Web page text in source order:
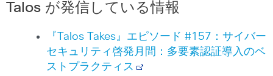
Talos が発信している情報
『Talos Takes』エピソード #157：サイバー
セキュリティ啓発月間：多要素認証導入のベ
ストプラクティス